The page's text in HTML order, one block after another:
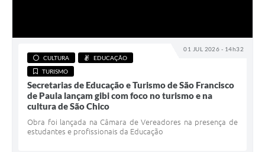
01 JUL 2026 - 14h32
CULTURA
EDUCAÇÃO
TURISMO
Secretarias de Educação e Turismo de São Francisco
de Paula lançam gibi com foco no turismo e na
cultura de São Chico
Obra foi lançada na Câmara de Vereadores na presença de
estudantes e profissionais da Educação